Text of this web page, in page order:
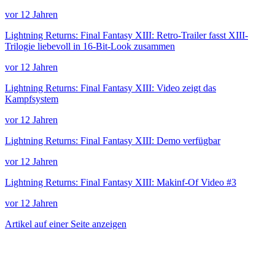
vor 12 Jahren
Lightning Returns: Final Fantasy XIII: Retro-Trailer fasst XIII-
Trilogie liebevoll in 16-Bit-Look zusammen
vor 12 Jahren
Lightning Returns: Final Fantasy XIII: Video zeigt das
Kampfsystem
vor 12 Jahren
Lightning Returns: Final Fantasy XIII: Demo verfügbar
vor 12 Jahren
Lightning Returns: Final Fantasy XIII: Makinf-Of Video #3
vor 12 Jahren
Artikel auf einer Seite anzeigen